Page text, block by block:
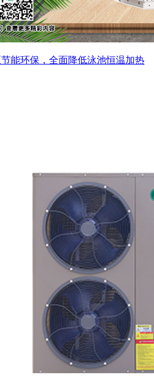
能环保，全面降低泳池恒温加热